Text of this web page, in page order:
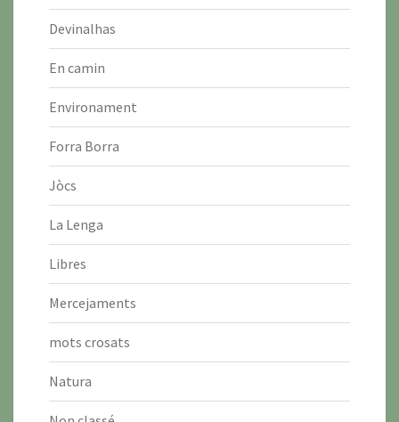
Devinalhas
En camin
Environament
Forra Borra
Jòcs
La Lenga
Libres
Mercejaments
mots crosats
Natura